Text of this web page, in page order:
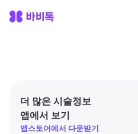
더 많은 시술정보
앱에서 보기
앱스토어에서 다운받기